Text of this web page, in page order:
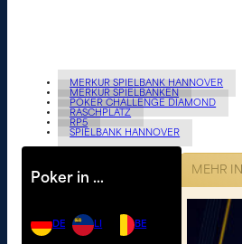
MERKUR SPIELBANK HANNOVER
MERKUR SPIELBANKEN
POKER CHALLENGE DIAMOND
RASCHPLATZ
RP5
SPIELBANK HANNOVER
Poker in …
DE LI BE
MEHR IN